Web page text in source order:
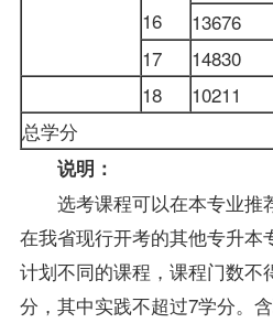
16
13676
17
14830
18
10211
总学分
说明：
选考课程可以在本专业推
在我省现行开考的其他专升本
计划不同的课程，课程门数不
分，其中实践不超过7学分。